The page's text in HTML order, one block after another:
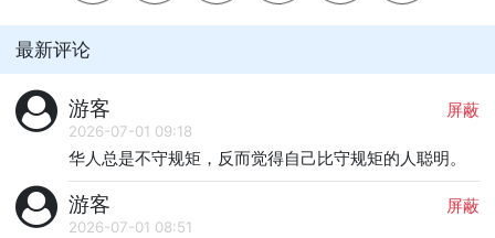
最新评论
游客 屏蔽
2026-07-01 09:18
华人总是不守规矩，反而觉得自己比守规矩的人聪明。
游客 屏蔽
2026-07-01 08:51